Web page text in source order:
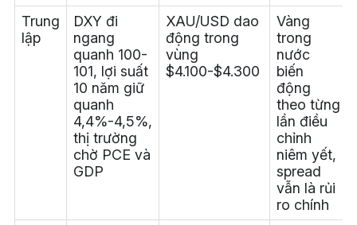
Trung
lập
DXY đi
ngang
quanh 100-
101, lợi suất
10 năm giữ
quanh
4,4%-4,5%,
thị trường
chờ PCE và
GDP
XAU/USD dao
động trong
vùng
$4.100-$4.300
Vàng
trong
nước
biến
động
theo từng
lần điều
chỉnh
niêm yết,
spread
vẫn là rủi
ro chính